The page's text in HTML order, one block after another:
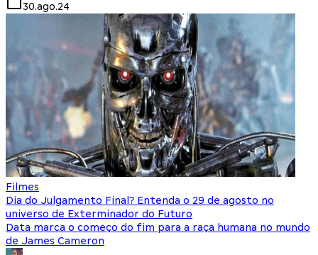
30.ago.24
Filmes
Dia do Julgamento Final? Entenda o 29 de agosto no
universo de Exterminador do Futuro
Data marca o começo do fim para a raça humana no mundo
de James Cameron